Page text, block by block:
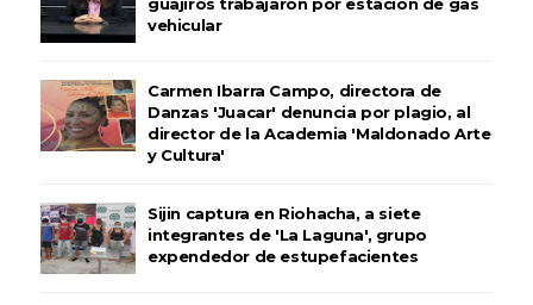
vehicular
Carmen Ibarra Campo, directora de
Danzas 'Juacar' denuncia por plagio, al
director de la Academia 'Maldonado Arte
y Cultura'
Sijin captura en Riohacha, a siete
integrantes de 'La Laguna', grupo
expendedor de estupefacientes